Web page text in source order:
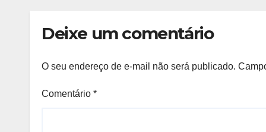
Deixe um comentário
O seu endereço de e-mail não será publicado.
Comentário *